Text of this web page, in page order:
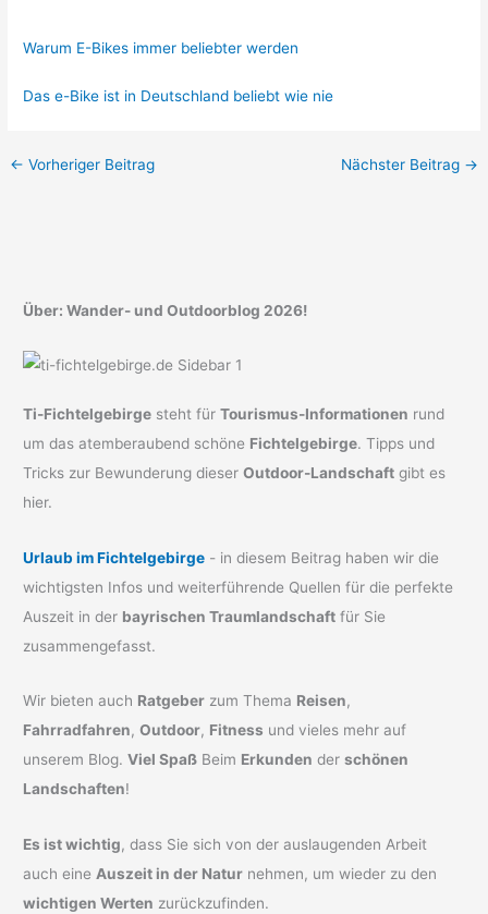
Warum E-Bikes immer beliebter werden
Das e-Bike ist in Deutschland beliebt wie nie
← Vorheriger Beitrag Nächster Beitrag →
Über: Wander- und Outdoorblog 2026!
Ti-Fichtelgebirge steht fürTourismus-Informationen rund
um das atemberaubend schöne Fichtelgebirge. Tipps und
Tricks zur Bewunderung dieserOutdoor-Landschaft gibt es
hier.
Urlaub im Fichtelgebirge - in diesem Beitrag haben wir die
wichtigsten Infos und weiterführende Quellen für die perfekte
Auszeit in der bayrischen Traumlandschaft für Sie
zusammengefasst.
Wir bieten auch Ratgeber zum Thema Reisen,
Fahrradfahren,Outdoor, Fitness und vieles mehr auf
unserem Blog.Viel Spaß Beim Erkunden derschönen
Landschaften!
Es ist wichtig, dass Sie sich von der auslaugenden Arbeit
auch eineAuszeit in der Natur nehmen, um wieder zu den
wichtigen Werten zurückzufinden.